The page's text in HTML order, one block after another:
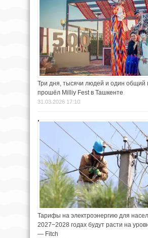
Три дня, тысячи людей и один общий
прошёл Milliy Fest в Ташкенте
31.03.2026 17:10
Тарифы на электроэнергию для
2027−2028 годах будут расти на
— Fitch